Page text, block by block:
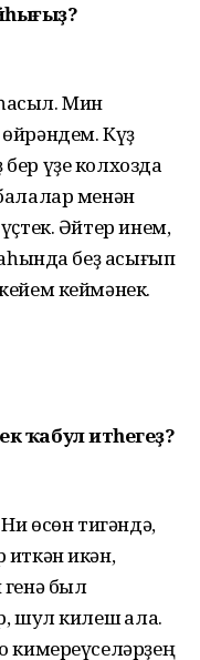
Мин
Күҙ
үҙе колхозда
менән
Әйтер инем,
беҙ асығып
кеймәнек.
ҡабул итәһегеҙ?
өсөн тигәндә,
иткән икән,
генә был
шул килеш ҡала.
кимереүселәрҙең